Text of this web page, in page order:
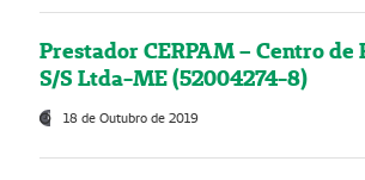
Prestador CERPAM – Centro de
S/S Ltda-ME (52004274-8)
18 de Outubro de 2019